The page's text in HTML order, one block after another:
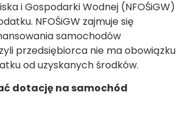
i Gospodarki Wodnej (NFOŚiGW)
NFOŚiGW zajmuje się
samochodów
przedsiębiorca nie ma obowiązku
od uzyskanych środków.
dotację na samochód